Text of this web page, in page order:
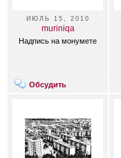
ИЮЛЬ 15, 2010
muriniqa
Надпись на монумете
Обсудить